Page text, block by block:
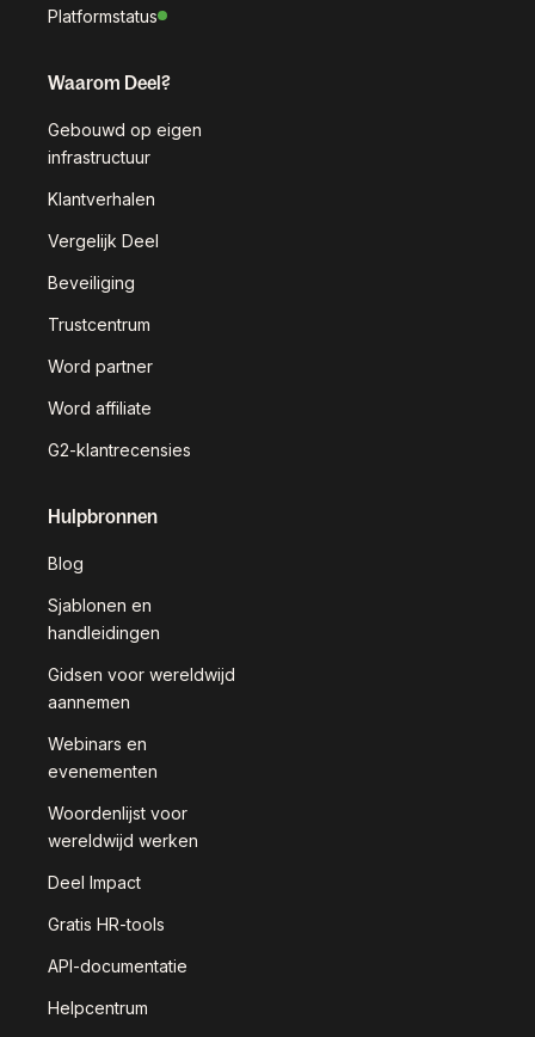
Platformstatus
Waarom Deel?
Gebouwd op eigen
infrastructuur
Klantverhalen
Vergelijk Deel
Beveiliging
Trustcentrum
Word partner
Word affiliate
G2-klantrecensies
Hulpbronnen
Blog
Sjablonen en
handleidingen
Gidsen voor wereldwijd
aannemen
Webinars en
evenementen
Woordenlijst voor
wereldwijd werken
Deel Impact
Gratis HR-tools
API-documentatie
Helpcentrum